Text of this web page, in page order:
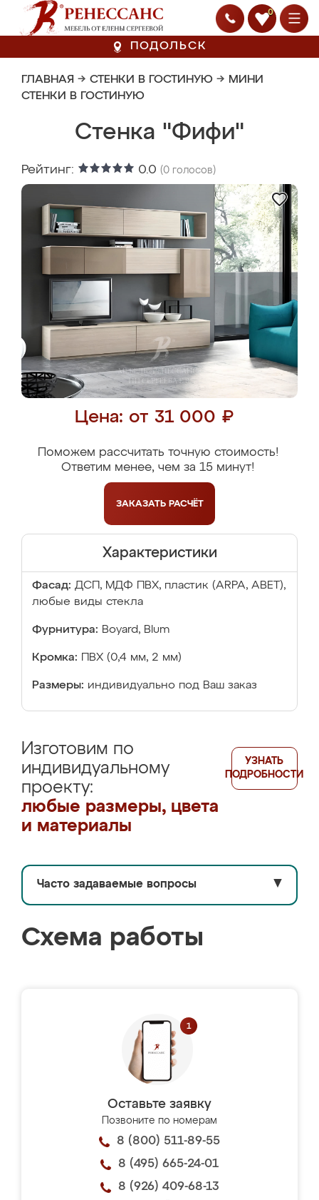
0
ПОДОЛЬСК
ГЛАВНАЯ → СТЕНКИ В ГОСТИНУЮ → МИНИ
СТЕНКИ В ГОСТИНУЮ
Стенка "Фифи"
Рейтинг: 0.0 (0 голосов)
Цена: от 31 000 ₽
Поможем рассчитать точную стоимость!
Ответим менее, чем за 15 минут!
ЗАКАЗАТЬ РАСЧЁТ
Характеристики
Фасад: ДСП, МДФ ПВХ, пластик (ARPA, ABET),
любые виды стекла
Фурнитура: Boyard, Blum
Кромка: ПВХ (0,4 мм, 2 мм)
Размеры: индивидуально под Ваш заказ
Изготовим по
индивидуальному
проекту:
любые размеры, цвета
и материалы
УЗНАТЬ
ПОДРОБНОСТИ
Часто задаваемые вопросы ▼
Схема работы
Оставьте заявку
Позвоните по номерам
8 (800) 511-89-55
8 (495) 665-24-01
8 (926) 409-68-13